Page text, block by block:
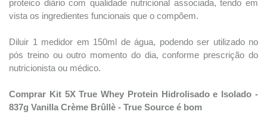
proteico diário com qualidade nutricional associada, tendo em
vista os ingredientes funcionais que o compõem.
Diluir 1 medidor em 150ml de água, podendo ser utilizado no
pós treino ou outro momento do dia, conforme prescrição do
nutricionista ou médico.
Comprar Kit 5X True Whey Protein Hidrolisado e Isolado -
837g Vanilla Crème Brûllè - True Source é bom